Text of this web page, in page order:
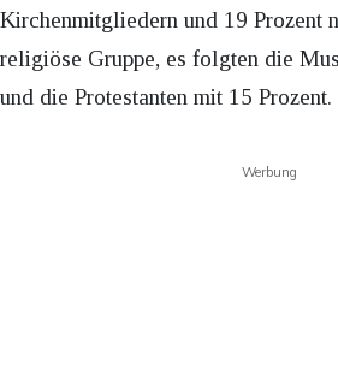
Kirchenmitgliedern und 19 Prozent
religiöse Gruppe, es folgten die
und die Protestanten mit 15 Prozent.
Werbung